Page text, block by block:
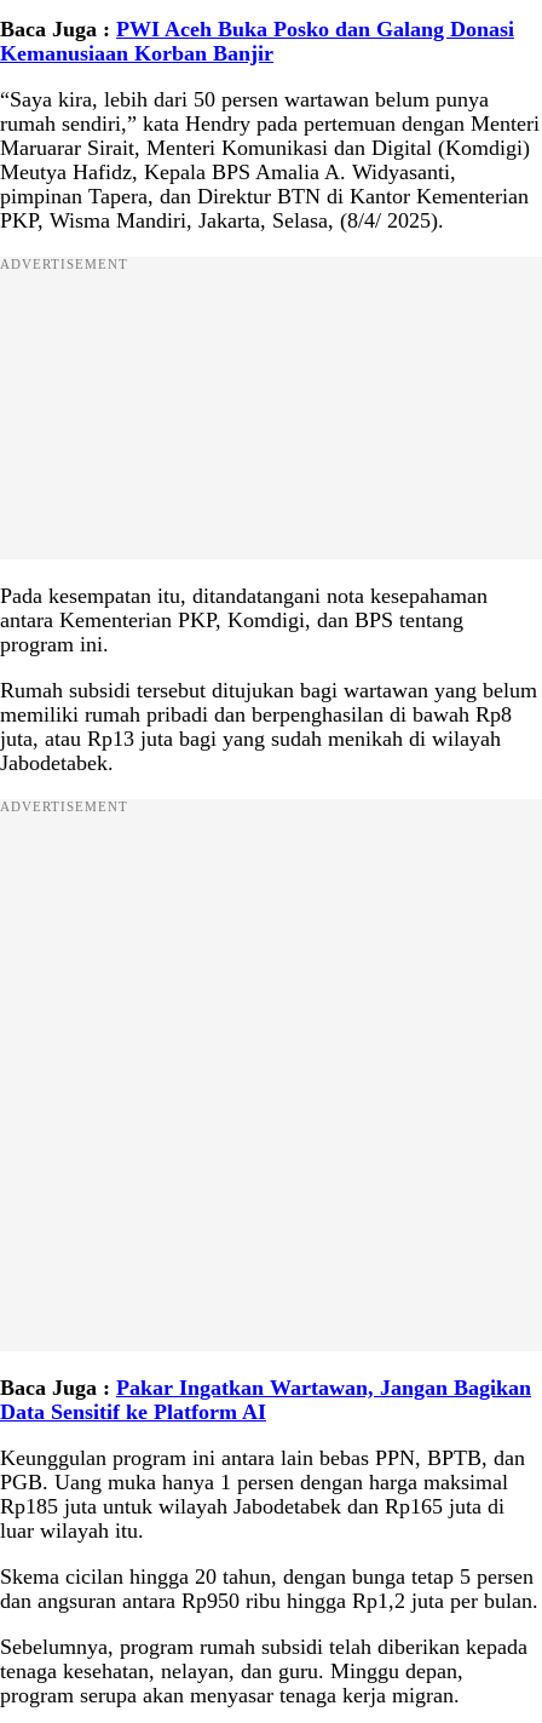
Baca Juga : PWI Aceh Buka Posko dan Galang Donasi
Kemanusiaan Korban Banjir
“Saya kira, lebih dari 50 persen wartawan belum punya
rumah sendiri,” kata Hendry pada pertemuan dengan Menteri
Maruarar Sirait, Menteri Komunikasi dan Digital (Komdigi)
Meutya Hafidz, Kepala BPS Amalia A. Widyasanti,
pimpinan Tapera, dan Direktur BTN di Kantor Kementerian
PKP, Wisma Mandiri, Jakarta, Selasa, (8/4/ 2025).
ADVERTISEMENT
Pada kesempatan itu, ditandatangani nota kesepahaman
antara Kementerian PKP, Komdigi, dan BPS tentang
program ini.
Rumah subsidi tersebut ditujukan bagi wartawan yang belum
memiliki rumah pribadi dan berpenghasilan di bawah Rp8
juta, atau Rp13 juta bagi yang sudah menikah di wilayah
Jabodetabek.
ADVERTISEMENT
Baca Juga : Pakar Ingatkan Wartawan, Jangan Bagikan
Data Sensitif ke Platform AI
Keunggulan program ini antara lain bebas PPN, BPTB, dan
PGB. Uang muka hanya 1 persen dengan harga maksimal
Rp185 juta untuk wilayah Jabodetabek dan Rp165 juta di
luar wilayah itu.
Skema cicilan hingga 20 tahun, dengan bunga tetap 5 persen
dan angsuran antara Rp950 ribu hingga Rp1,2 juta per bulan.
Sebelumnya, program rumah subsidi telah diberikan kepada
tenaga kesehatan, nelayan, dan guru. Minggu depan,
program serupa akan menyasar tenaga kerja migran.